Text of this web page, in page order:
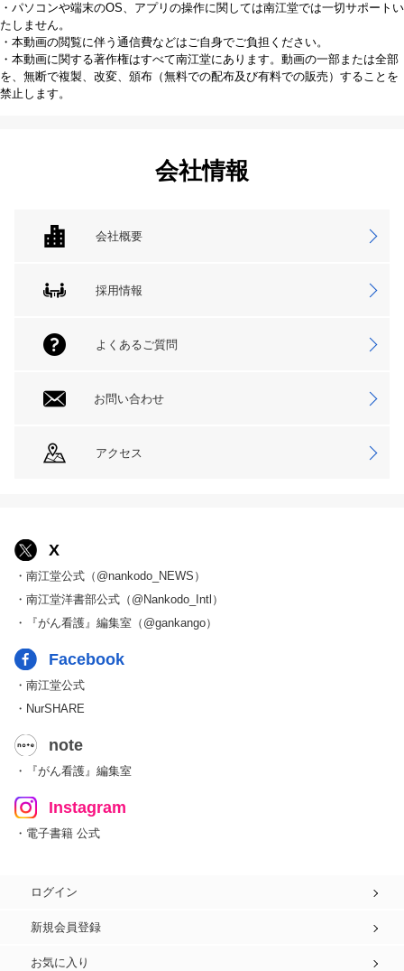
・パソコンや端末のOS、アプリの操作に関しては南江堂では一切サポートい
たしません。
・本動画の閲覧に伴う通信費などはご自身でご負担ください。
・本動画に関する著作権はすべて南江堂にあります。動画の一部または全部
を、無断で複製、改変、頒布（無料での配布及び有料での販売）することを
禁止します。
会社情報
会社概要
採用情報
よくあるご質問
お問い合わせ
アクセス
X
・南江堂公式（@nankodo_NEWS）
・南江堂洋書部公式（@Nankodo_Intl）
・『がん看護』編集室（@gankango）
Facebook
・南江堂公式
・NurSHARE
note
・『がん看護』編集室
Instagram
・電子書籍 公式
ログイン
新規会員登録
お気に入り